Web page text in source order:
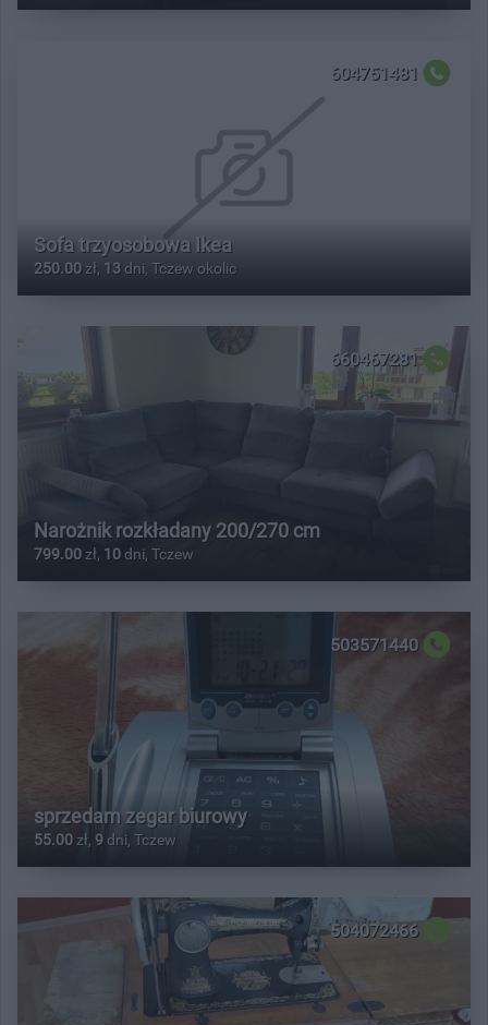
604751481
Sofa trzyosobowa Ikea
250.00 zł, 13 dni, Tczew okolic
660467281
Narożnik rozkładany 200/270 cm
799.00 zł, 10 dni, Tczew
503571440
sprzedam zegar biurowy
55.00 zł, 9 dni, Tczew
504072466